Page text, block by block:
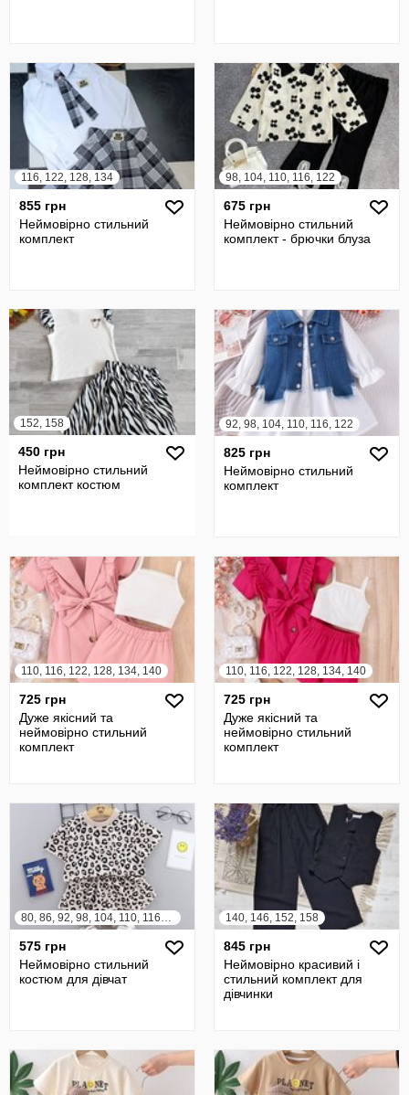
116, 122, 128, 134
855 грн
Неймовірно стильний
комплект
98, 104, 110, 116, 122
675 грн
Неймовірно стильний
комплект - брючки блуза
152, 158
450 грн
Неймовірно стильний
комплект костюм
92, 98, 104, 110, 116, 122
825 грн
Неймовірно стильний
комплект
110, 116, 122, 128, 134, 140
725 грн
Дуже якісний та
неймовірно стильний
комплект
110, 116, 122, 128, 134, 140
725 грн
Дуже якісний та
неймовірно стильний
комплект
80, 86, 92, 98, 104, 110, 116, 122
575 грн
Неймовірно стильний
костюм для дівчат
140, 146, 152, 158
845 грн
Неймовірно красивий і
стильний комплект для
дівчинки